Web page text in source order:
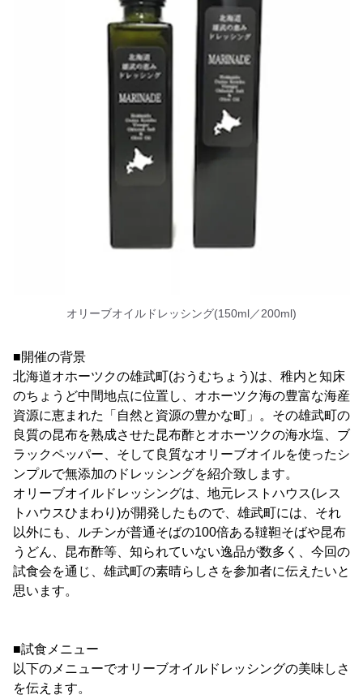
オリーブオイルドレッシング(150ml／200ml)
■開催の背景
北海道オホーツクの雄武町(おうむちょう)は、稚内と知床
のちょうど中間地点に位置し、オホーツク海の豊富な海産
資源に恵まれた「自然と資源の豊かな町」。その雄武町の
良質の昆布を熟成させた昆布酢とオホーツクの海水塩、ブ
ラックペッパー、そして良質なオリーブオイルを使ったシ
ンプルで無添加のドレッシングを紹介致します。
オリーブオイルドレッシングは、地元レストハウス(レス
トハウスひまわり)が開発したもので、雄武町には、それ
以外にも、ルチンが普通そばの100倍ある韃靼そばや昆布
うどん、昆布酢等、知られていない逸品が数多く、今回の
試食会を通じ、雄武町の素晴らしさを参加者に伝えたいと
思います。
■試食メニュー
以下のメニューでオリーブオイルドレッシングの美味しさ
を伝えます。